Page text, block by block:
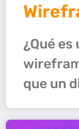
¿Qué es
que un